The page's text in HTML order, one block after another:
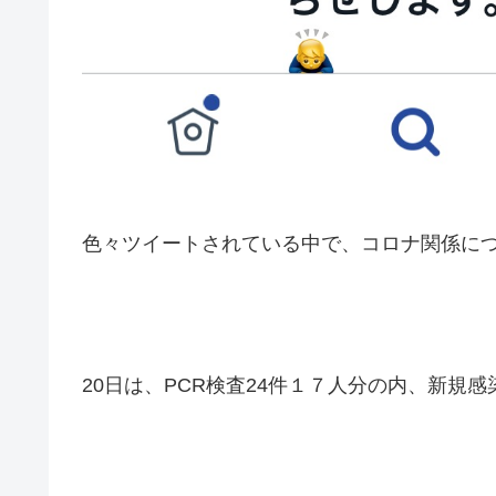
色々ツイートされている中で、コロナ関係に
20日は、PCR検査24件１７人分の内、新規感